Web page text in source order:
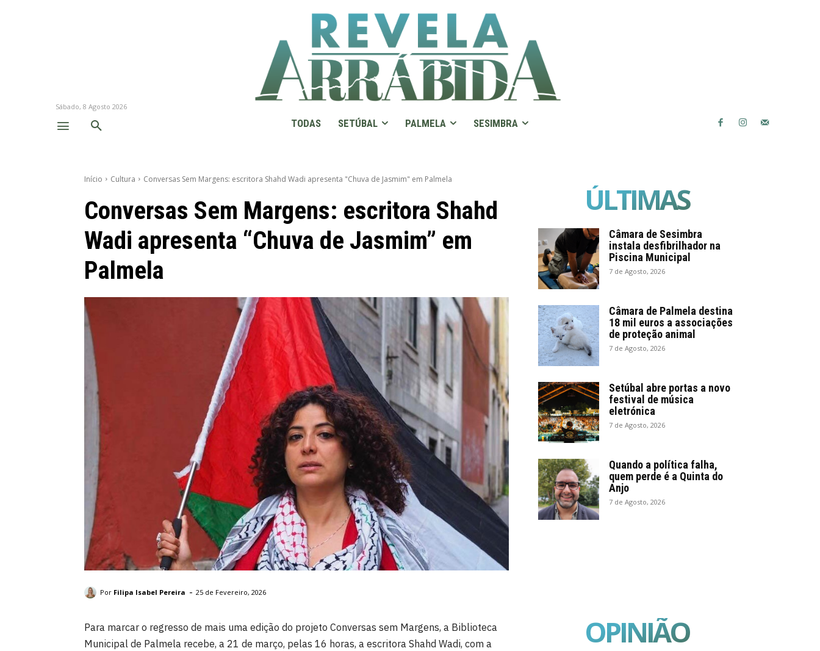
Sábado, 8 Agosto 2026
TODAS SETÚBAL PALMELA SESIMBRA
Início Cultura Conversas Sem Margens: escritora Shahd Wadi apresenta "Chuva de Jasmim" em Palmela
Por Filipa Isabel Pereira - 25 de Fevereiro, 2026
Conversas Sem Margens: escritora Shahd
Wadi apresenta “Chuva de Jasmim” em
Palmela
ÚLTIMAS
Câmara de Sesimbra
instala desfibrilhador na
Piscina Municipal
7 de Agosto, 2026
Câmara de Palmela destina
18 mil euros a associações
de proteção animal
7 de Agosto, 2026
Setúbal abre portas a novo
festival de música
eletrónica
7 de Agosto, 2026
Quando a política falha,
quem perde é a Quinta do
Anjo
7 de Agosto, 2026
Para marcar o regresso de mais uma edição do projeto Conversas sem Margens, a Biblioteca
Municipal de Palmela recebe, a 21 de março, pelas 16 horas, a escritora Shahd Wadi, com a
OPINIÃO